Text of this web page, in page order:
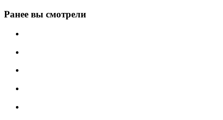
Ранее вы смотрели